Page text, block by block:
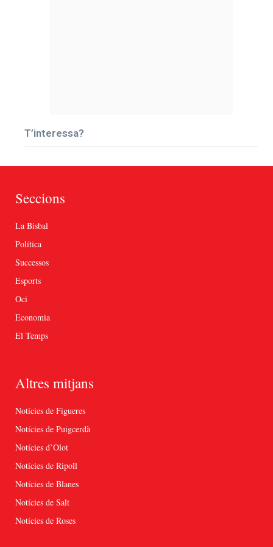
T’interessa?
Seccions
La Bisbal
Política
Successos
Esports
Oci
Economia
El Temps
Altres mitjans
Notícies de Figueres
Notícies de Puigcerdà
Notícies d’Olot
Notícies de Ripoll
Notícies de Blanes
Notícies de Salt
Notícies de Roses